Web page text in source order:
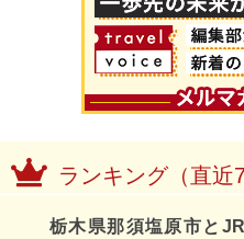
ランキング（直近7
栃木県那須塩原市と